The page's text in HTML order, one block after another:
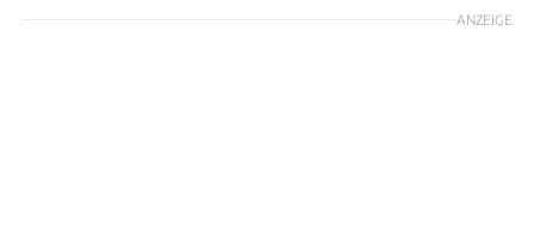
ANZEIGE